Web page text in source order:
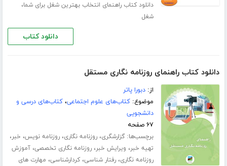
دانلود کتاب راهنمای انتخاب بهترین شغل برای شما،
شغل
دانلود کتاب
دانلود کتاب راهنمای روزنامه نگاری مستقل
از:دبورا پاتر
موضوع:کتاب‌های علوم اجتماعی،کتاب‌های درسی و
دانشجویی
۶۷ صفحه
برچسب‌ها:گزارشگری،روزنامه نگاری،روزنامه نویس، خبر،
تهیه خبر، ویرایش خبر،روزنامه نگاری تخصصی،آموزش
روزنامه نگاری،رفتار شناسی،کردارشناسی، مهارت های